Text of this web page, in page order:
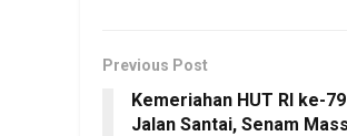
Previous Post
Kemeriahan HUT RI ke-
Jalan Santai, Senam